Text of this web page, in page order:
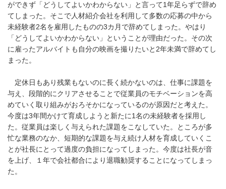
ができず「どうしてよいかわからない」と言って1年足らずで辞め
てしまった。そこで人材紹介会社を利用して多数の応募の中から
未経験者2名を雇用したものの3カ月で辞めてしまった。やはり
「どうしてよいかわからない」ということが理由だった。その次
に雇ったアルバイトも自分の映画を撮りたいと2年未満で辞めてし
まった。
定休日もあり残業もないのに長く続かないのは、仕事に課題を
与え、段階的にクリアさせることで従業員のモチベーションを高
めていく取り組みがおろそかになっているのが原因だと考えた。
今度は3年間かけて育成しようと新たに1名の未経験者を採用し
た。従業員は楽しく与えられた課題をこなしていた。ところが多
忙な業務のなか、短期的な課題を与え続け人材を育成していくこ
とが社長にとって過度の負担になってしまった。今度は社長が音
を上げ、１年で会社都合により退職勧奨することになってしまっ
た。